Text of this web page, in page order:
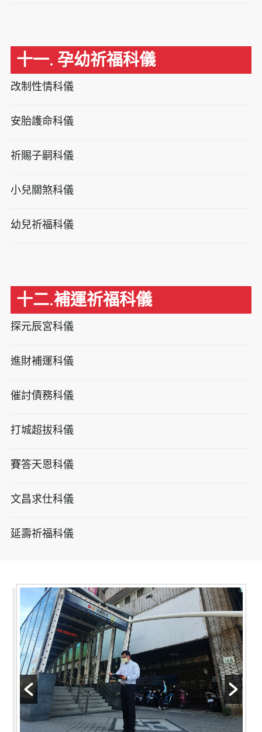
十一. 孕幼祈福科儀
改制性情科儀
安胎護命科儀
祈賜子嗣科儀
小兒關煞科儀
幼兒祈福科儀
十二.補運祈福科儀
探元辰宮科儀
進財補運科儀
催討債務科儀
打城超拔科儀
賽答天恩科儀
文昌求仕科儀
延壽祈福科儀